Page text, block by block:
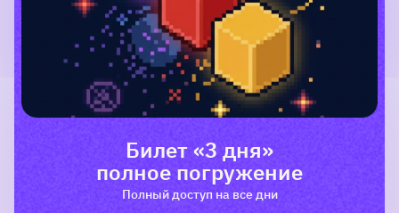
Билет «3 дня»
полное погружение
Полный доступ на все дни